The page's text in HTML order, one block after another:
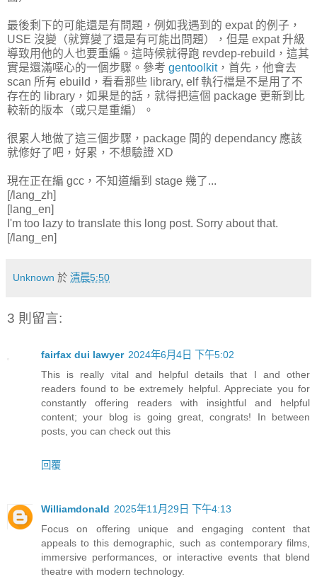
最後剩下的可能還是有問題，例如我遇到的 expat 的例子，
USE 沒變（就算變了還是有可能出問題），但是 expat 升級
導致用他的人也要重編。這時候就得跑 revdep-rebuild，這其
實是還滿噁心的一個步驟。參考 gentoolkit，首先，他會去
scan 所有 ebuild，看看那些 library, elf 執行檔是不是用了不
存在的 library，如果是的話，就得把這個 package 更新到比
較新的版本（或只是重編）。
很累人地做了這三個步驟，package 間的 dependancy 應該
就修好了吧，好累，不想驗證 XD
現在正在編 gcc，不知道編到 stage 幾了...
[/lang_zh]
[lang_en]
I'm too lazy to translate this long post. Sorry about that.
[/lang_en]
Unknown 於 清晨5:50
3 則留言:
fairfax dui lawyer 2024年6月4日 下午5:02
This is really vital and helpful details that I and other
readers found to be extremely helpful. Appreciate you for
constantly offering readers with insightful and helpful
content; your blog is going great, congrats! In between
posts, you can check out this
回覆
Williamdonald 2025年11月29日 下午4:13
Focus on offering unique and engaging content that
appeals to this demographic, such as contemporary films,
immersive performances, or interactive events that blend
theatre with modern technology.